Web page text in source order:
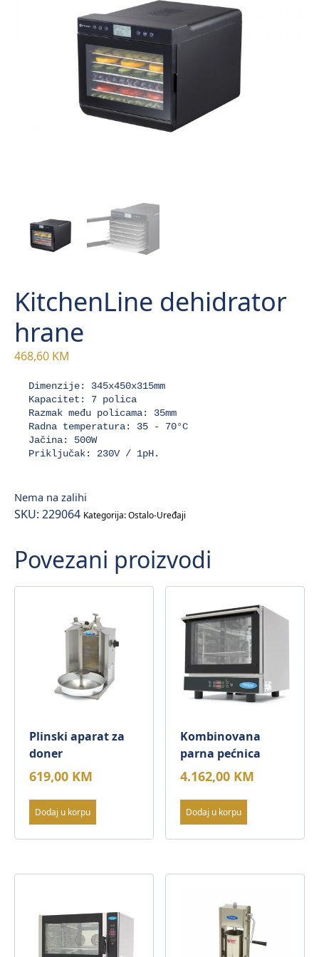
KitchenLine dehidrator
hrane
468,60 KM
Dimenzije: 345x450x315mm
Kapacitet: 7 polica
Razmak među policama: 35mm
Radna temperatura: 35 - 70°C
Jačina: 500W
Priključak: 230V / 1pH.
Nema na zalihi
SKU: 229064 Kategorija:Ostalo-Uređaji
Povezani proizvodi
Plinski aparat za
doner
619,00 KM
Dodaj u korpu
Kombinovana
parna pećnica
4.162,00 KM
Dodaj u korpu